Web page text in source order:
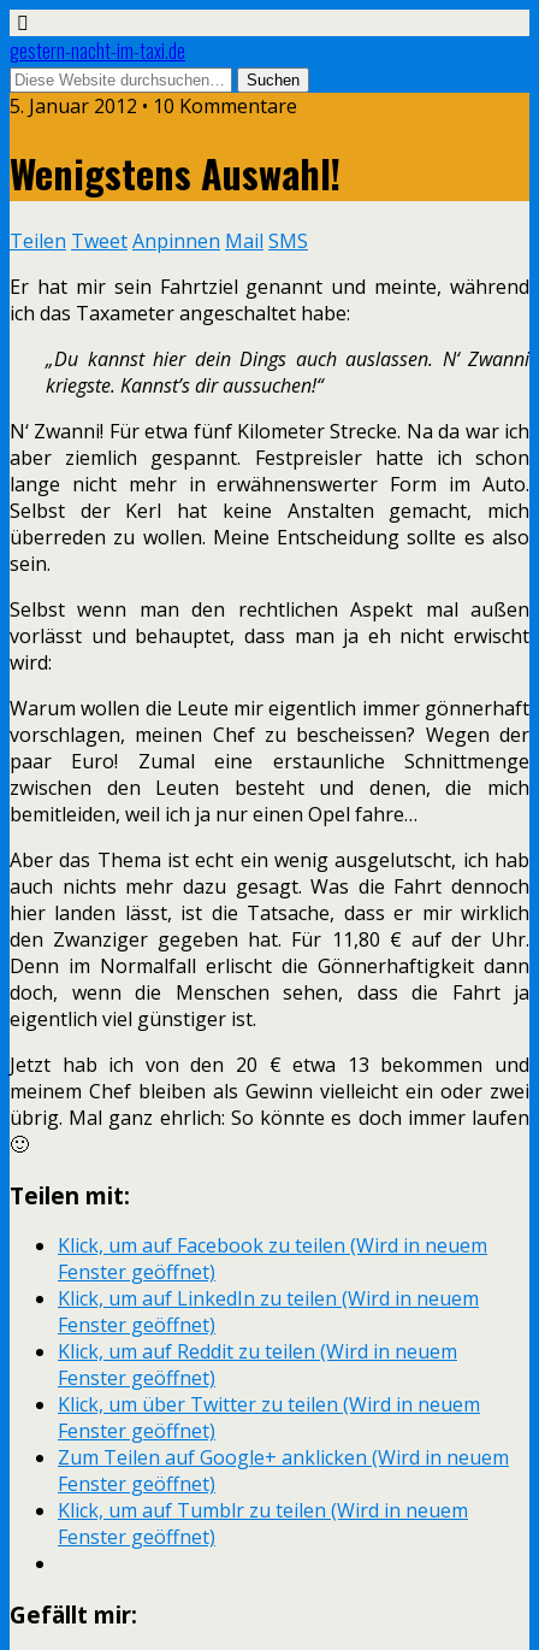
gestern-nacht-im-taxi.de
5. Januar 2012 • 10 Kommentare
Wenigstens Auswahl!
Teilen TweetAnpinnen Mail SMS
Er hat mir sein Fahrtziel genannt und meinte, während
ich das Taxameter angeschaltet habe:
„Du kannst hier dein Dings auch auslassen. N‘ Zwanni
kriegste. Kannst’s dir aussuchen!“
N‘ Zwanni! Für etwa fünf Kilometer Strecke. Na da war ich
aber ziemlich gespannt. Festpreisler hatte ich schon
lange nicht mehr in erwähnenswerter Form im Auto.
Selbst der Kerl hat keine Anstalten gemacht, mich
überreden zu wollen. Meine Entscheidung sollte es also
sein.
Selbst wenn man den rechtlichen Aspekt mal außen
vorlässt und behauptet, dass man ja eh nicht erwischt
wird:
Warum wollen die Leute mir eigentlich immer gönnerhaft
vorschlagen, meinen Chef zu bescheissen? Wegen der
paar Euro! Zumal eine erstaunliche Schnittmenge
zwischen den Leuten besteht und denen, die mich
bemitleiden, weil ich ja nur einen Opel fahre…
Aber das Thema ist echt ein wenig ausgelutscht, ich hab
auch nichts mehr dazu gesagt. Was die Fahrt dennoch
hier landen lässt, ist die Tatsache, dass er mir wirklich
den Zwanziger gegeben hat. Für 11,80 € auf der Uhr.
Denn im Normalfall erlischt die Gönnerhaftigkeit dann
doch, wenn die Menschen sehen, dass die Fahrt ja
eigentlich viel günstiger ist.
Jetzt hab ich von den 20 € etwa 13 bekommen und
meinem Chef bleiben als Gewinn vielleicht ein oder zwei
übrig. Mal ganz ehrlich: So könnte es doch immer laufen
🙂
Teilen mit:
Klick, um auf Facebook zu teilen (Wird in neuem
Fenster geöffnet)
Klick, um auf LinkedIn zu teilen (Wird in neuem
Fenster geöffnet)
Klick, um auf Reddit zu teilen (Wird in neuem
Fenster geöffnet)
Klick, um über Twitter zu teilen (Wird in neuem
Fenster geöffnet)
Zum Teilen auf Google+ anklicken (Wird in neuem
Fenster geöffnet)
Klick, um auf Tumblr zu teilen (Wird in neuem
Fenster geöffnet)
Gefällt mir: